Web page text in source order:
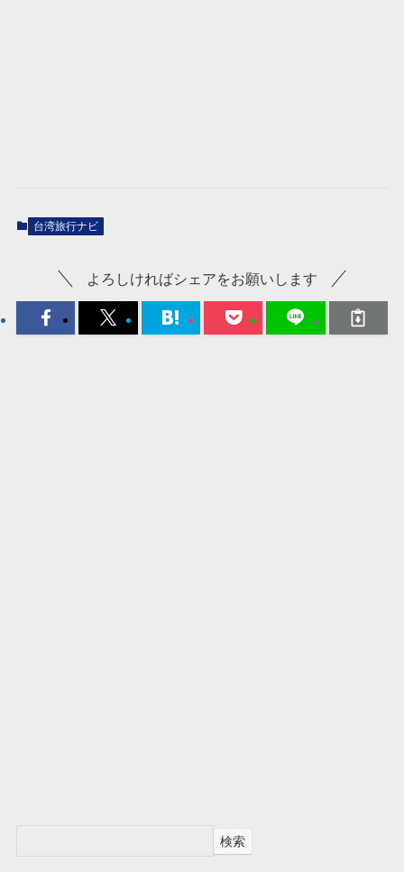
台湾旅行ナビ
よろしければシェアをお願いします
検索